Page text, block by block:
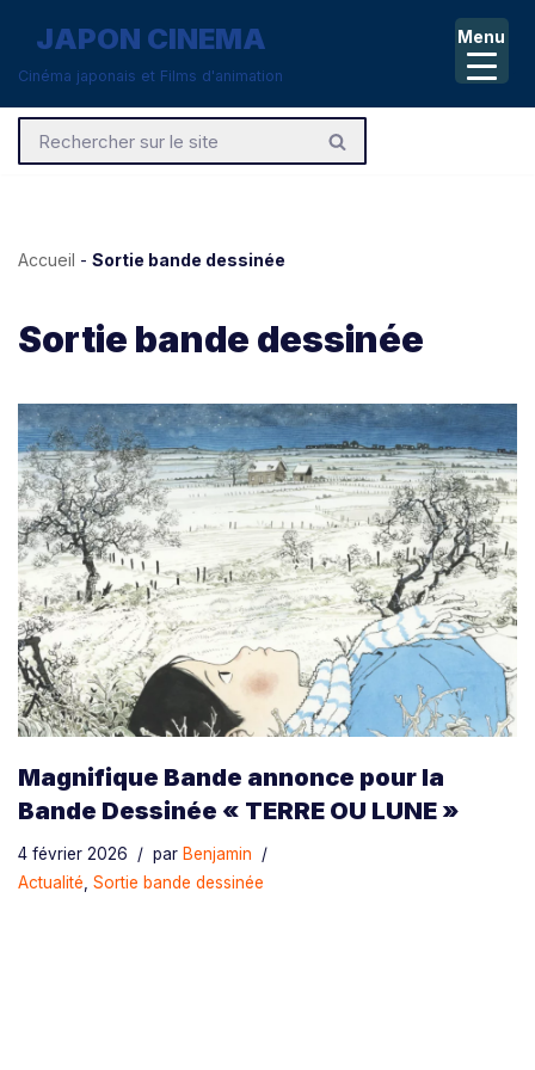
Aller
contenu
JAPON CINEMA
Cinéma japonais et Films d'animation
Accueil - Sortie bande dessinée
Sortie bande dessinée
Magnifique Bande annonce pour la
Bande Dessinée « TERRE OU LUNE »
4 février 2026 par Benjamin
Actualité Sortie bande dessinée
Menu